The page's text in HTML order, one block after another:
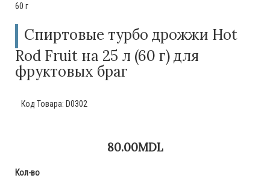
60 г
Спиртовые турбо дрожжи Hot
Rod Fruit на 25 л (60 г) для
фруктовых браг
Код Товара: D0302
80.00MDL
Кол-во